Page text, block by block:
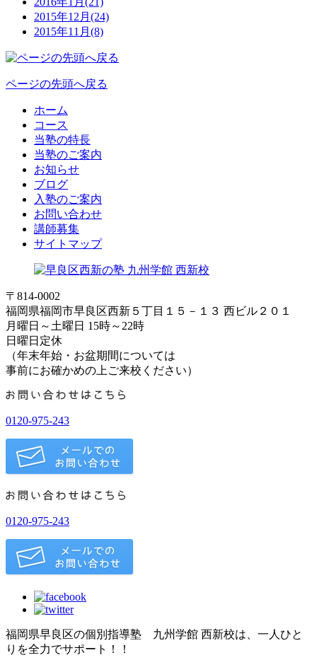
2015年12月(24)
2015年11月(8)
ページの先頭へ戻る
ホーム
コース
当塾の特長
当塾のご案内
お知らせ
ブログ
入塾のご案内
お問い合わせ
講師募集
サイトマップ
〒814-0002
福岡県福岡市早良区西新５丁目１５－１３ 西ビル２０１
月曜日～土曜日 15時～22時
日曜日定休
（年末年始・お盆期間については
事前にお確かめの上ご来校ください）
0120-975-243
0120-975-243
福岡県早良区の個別指導塾 九州学館 西新校は、一人ひと
りを全力でサポート！！